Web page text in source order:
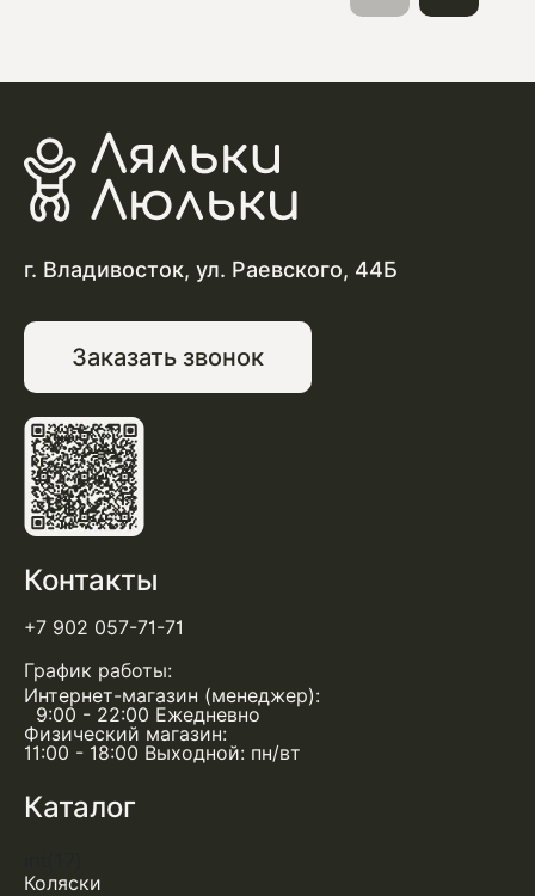
г. Владивосток, ул. Раевского, 44Б
Заказать звонок
Контакты
+7 902 057-71-71
График работы:
Интернет-магазин (менеджер):
9:00 - 22:00 Ежедневно
Физический магазин:
11:00 - 18:00 Выходной: пн/вт
Каталог
Коляски